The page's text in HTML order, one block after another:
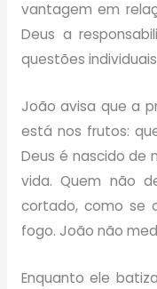
vantagem em
Deus a
questões
João avisa que a
está nos frutos:
Deus é nascido de
vida. Quem não
cortado, como se
fogo. João não
Enquanto ele